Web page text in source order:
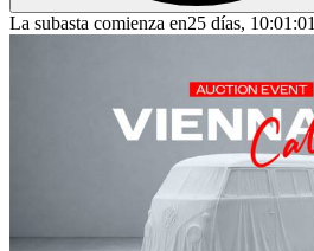
La subasta comienza en25 días, 10:01:01